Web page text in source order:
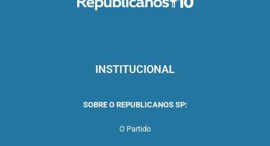
INSTITUCIONAL
SOBRE O REPUBLICANOS SP:
O Partido